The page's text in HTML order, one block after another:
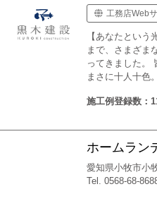
工務店Web
【あなたとい
まで、さまざま
ってきました。
まさに十人十色
施工例登録数：
ホームラン
愛知県小牧市小
Tel. 0568-68-